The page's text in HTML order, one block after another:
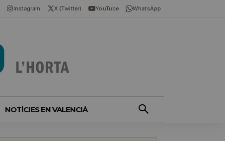
Instagram X (Twitter) YouTube WhatsApp
NOTÍCIES EN VALENCIÀ